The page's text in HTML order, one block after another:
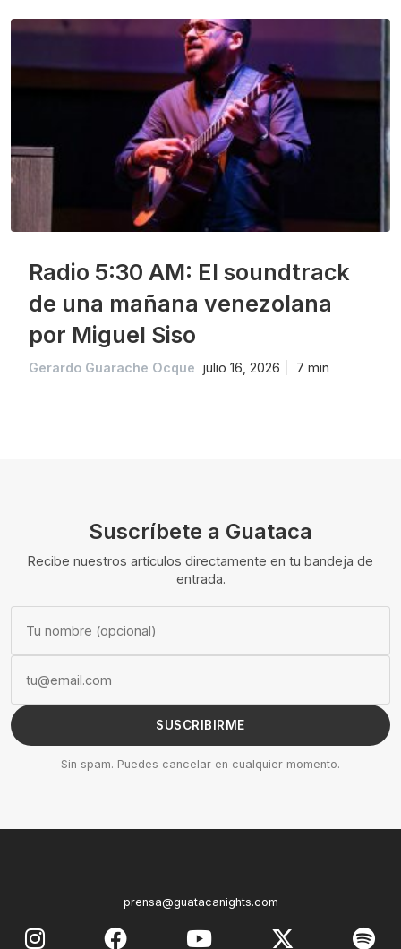
Radio 5:30 AM: El soundtrack
de una mañana venezolana
por Miguel Siso
Gerardo Guarache Ocque julio 16, 2026 7 min
Suscríbete a Guataca
Recibe nuestros artículos directamente en tu bandeja de
entrada.
SUSCRIBIRME
Sin spam. Puedes cancelar en cualquier momento.
prensa@guatacanights.com